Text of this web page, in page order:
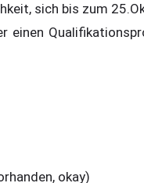
sich bis zum
einen
okay)